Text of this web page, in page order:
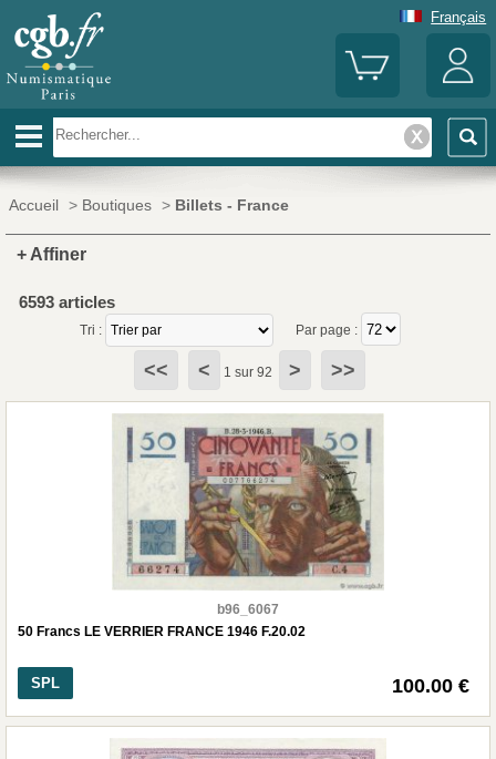
Français
Accueil > Boutiques > Billets - France
+ Affiner
6593 articles
Tri : Par page :
<< < 1 sur 92 > >>
b96_6067
50 Francs LE VERRIER FRANCE 1946 F.20.02
SPL 100.00 €